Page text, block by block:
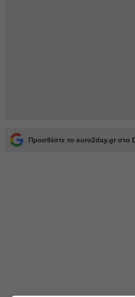
Προσθέστε το euro2day.gr στο